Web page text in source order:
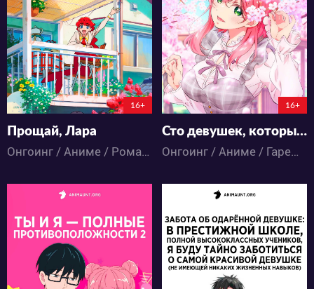
36 25
3:10:14:31
16+
Прощай, Лара
Онгоинг / Аниме / Романтика / Фэнтези
22 8
3:10:48:31
16+
Сто девушек, которые очень-очень-очень-очень-очень сильно тебя любят 3
Онгоинг / Аниме / Гарем / Комедия / Романтика / Школа
3650 19717